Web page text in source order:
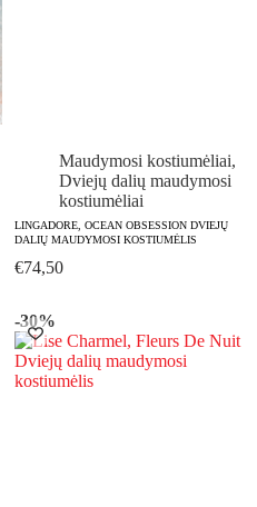
Maudymosi kostiumėliai,
Dviejų dalių maudymosi
kostiumėliai
LINGADORE, OCEAN OBSESSION DVIEJŲ
DALIŲ MAUDYMOSI KOSTIUMĖLIS
€74,50
-30%